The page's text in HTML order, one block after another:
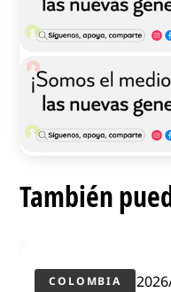
También
COLOMBIA